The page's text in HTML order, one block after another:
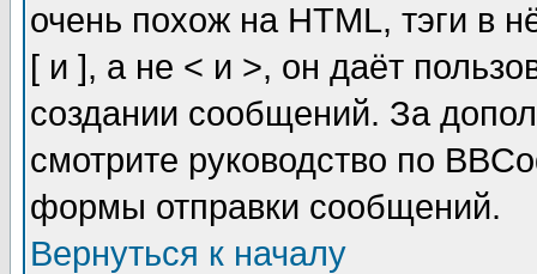
очень похож на HTML, тэги в
[ и ], а не < и >, он даёт
создании сообщений. За
смотрите руководство по
формы отправки сообщений.
Вернуться к началу